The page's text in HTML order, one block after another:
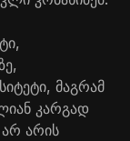
მაგრამ
კარგად
არ არის